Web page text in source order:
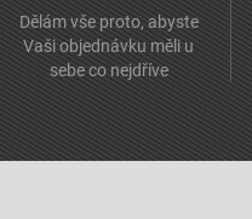
Dělám vše proto, abyste
Vaši objednávku měli u
sebe co nejdříve